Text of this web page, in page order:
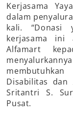
Kerjasama
dalam
kali. “Donasi
kerjasama ini
Alfamart
Disabilitas dan
Sritantri S.
Pusat.